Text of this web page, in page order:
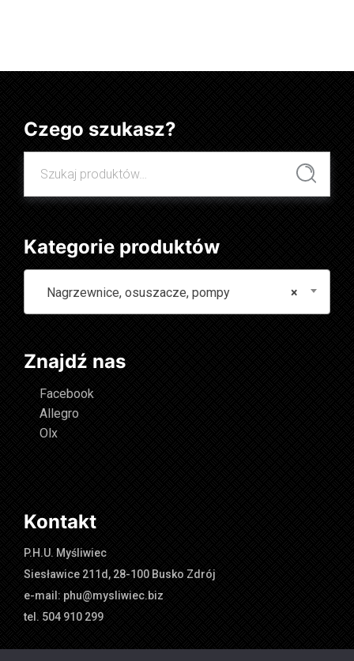
Czego szukasz?
Szukaj
Kategorie produktów
×
Nagrzewnice, osuszacze, pompy
Znajdź nas
Facebook
Allegro
Olx
Kontakt
P.H.U. Myśliwiec
Siesławice 211d, 28-100 Busko Zdrój
e-mail: phu@mysliwiec.biz
tel. 504 910 299